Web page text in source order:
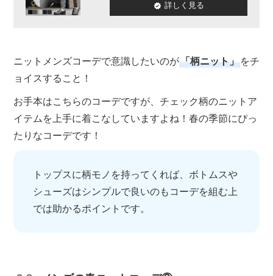
詳しく見る
ニットメンズコーデで意識したいのが「柄ニット」をチ
ョイスすること！
お手本はこちらのコーデですが、チェック柄のニットア
イテムを上手に着こなしていますよね！春の季節にぴっ
たりなコーデです！
トップスに柄モノを持ってくれば、ボトムスや
シューズはシンプルで良いのもコーデを組む上
では助かるポイントです。